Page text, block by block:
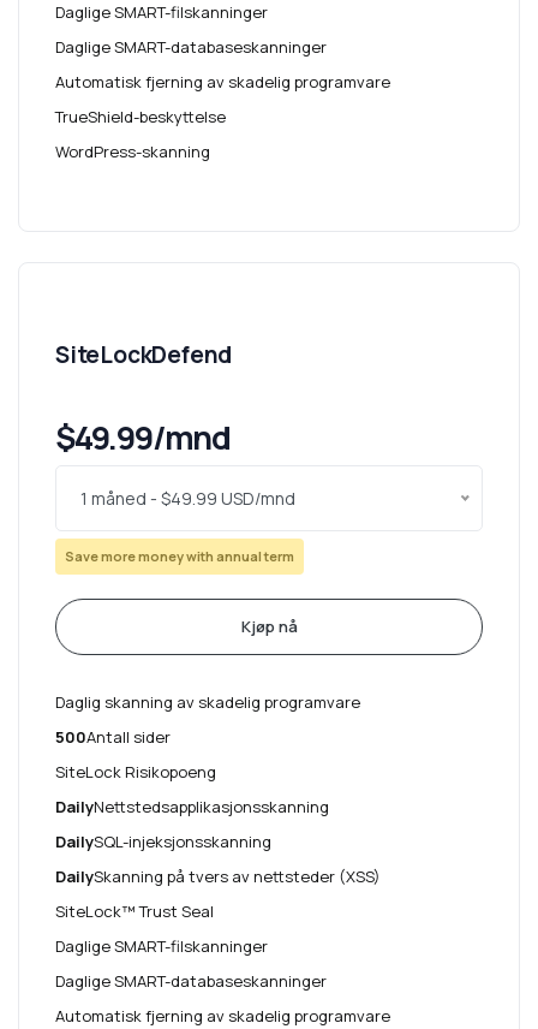
Daglige SMART-filskanninger
Daglige SMART-databaseskanninger
Automatisk fjerning av skadelig programvare
TrueShield-beskyttelse
WordPress-skanning
SiteLockDefend
$49.99/mnd
1 måned - $49.99 USD/mnd
Save more money with annual term
Kjøp nå
Daglig skanning av skadelig programvare
500Antall sider
SiteLock Risikopoeng
DailyNettstedsapplikasjonsskanning
DailySQL-injeksjonsskanning
DailySkanning på tvers av nettsteder (XSS)
SiteLock™ Trust Seal
Daglige SMART-filskanninger
Daglige SMART-databaseskanninger
Automatisk fjerning av skadelig programvare